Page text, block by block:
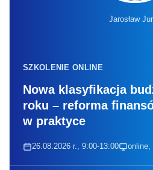
Jarosław
SZKOLENIE ONLINE
Nowa klasyfikacja
roku – reforma
w praktyce
26.08.2026 r., 9:00-13:00 online,